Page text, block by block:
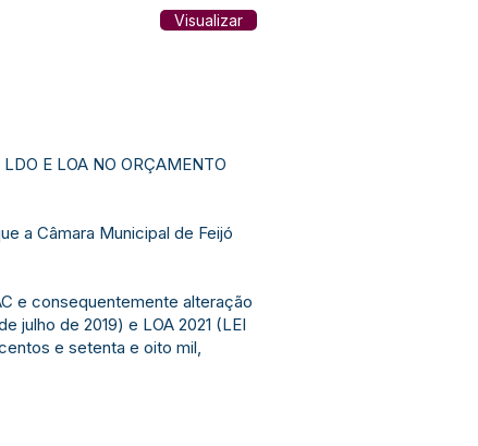
Visualizar
E LOA NO ORÇAMENTO
a Câmara Municipal de Feijó
e consequentemente alteração
julho de 2019) e LOA 2021 (LEI
e setenta e oito mil,